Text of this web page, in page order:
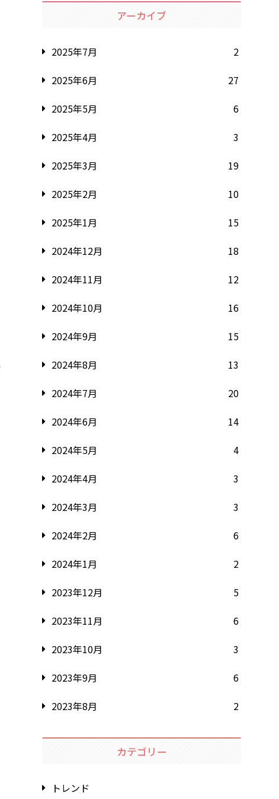
アーカイブ
2025年7月
2
2025年6月
27
2025年5月
6
2025年4月
3
2025年3月
19
2025年2月
10
2025年1月
15
2024年12月
18
2024年11月
12
2024年10月
16
2024年9月
15
2024年8月
13
2024年7月
20
2024年6月
14
2024年5月
4
2024年4月
3
2024年3月
3
2024年2月
6
2024年1月
2
2023年12月
5
2023年11月
6
2023年10月
3
2023年9月
6
2023年8月
2
カテゴリー
トレンド